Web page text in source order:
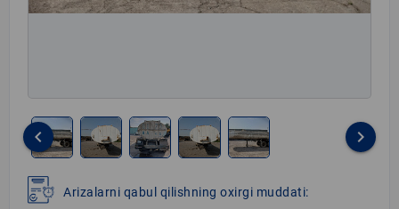
1
of
keyboard_arrow_left keyboard_arrow_right
Arizalarni qabul qilishning oxirgi muddati: